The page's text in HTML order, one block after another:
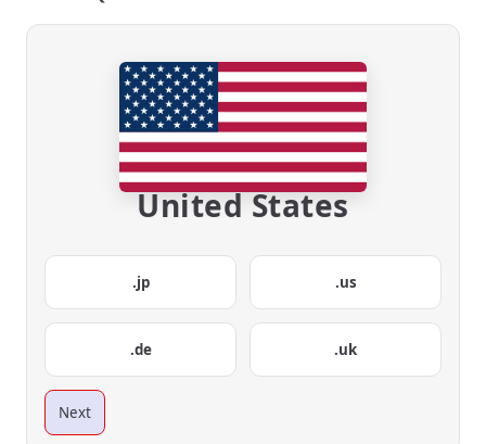
United States
.jp .us
.de .uk
Next